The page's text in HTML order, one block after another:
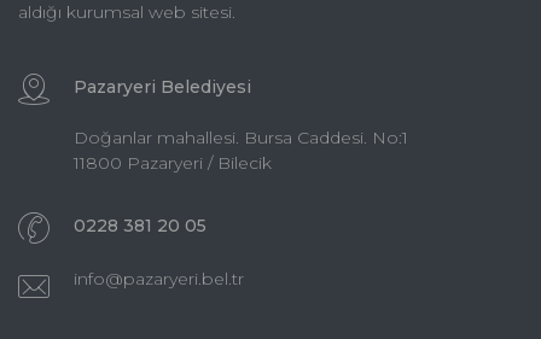
aldığı kurumsal web sitesi.
Pazaryeri Belediyesi
Doğanlar mahallesi. Bursa Caddesi. No:1
11800 Pazaryeri / Bilecik
0228 381 20 05
info@pazaryeri.bel.tr